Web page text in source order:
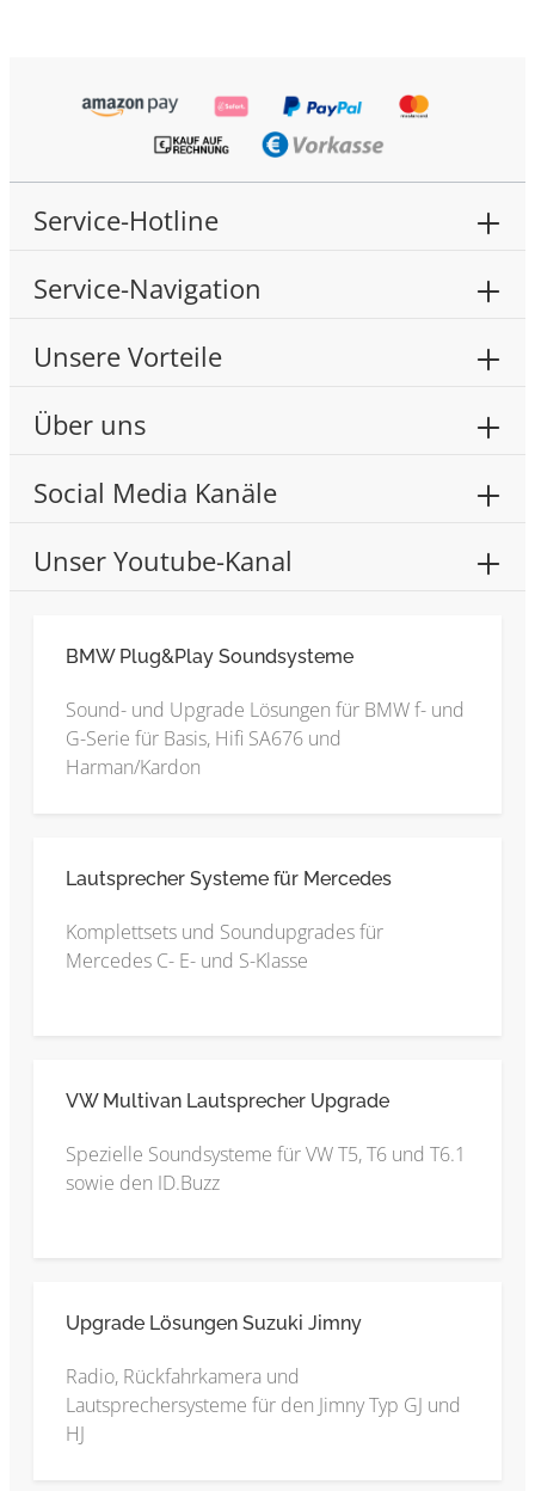
Service-Hotline
Service-Navigation
Unsere Vorteile
Über uns
Social Media Kanäle
Unser Youtube-Kanal
BMW Plug&Play Soundsysteme
Sound- und Upgrade Lösungen für BMW f- und
G-Serie für Basis, Hifi SA676 und
Harman/Kardon
Lautsprecher Systeme für Mercedes
Komplettsets und Soundupgrades für
Mercedes C- E- und S-Klasse
VW Multivan Lautsprecher Upgrade
Spezielle Soundsysteme für VW T5, T6 und T6.1
sowie den ID.Buzz
Upgrade Lösungen Suzuki Jimny
Radio, Rückfahrkamera und
Lautsprechersysteme für den Jimny Typ GJ und
HJ